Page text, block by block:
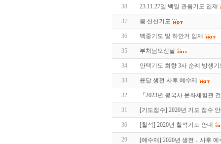
38 23.11.27일 백일 관음기도 입재
37 봄 산신기도
36 백중기도 및 하안거 입재
35 부처님오신날
34 안택기도 회향 3사 순례 방생기
33 윤달 생전 사후 예수제
32 『2023년 봉국사 문화체험관
31 [기도접수] 2020년 기도 접수
30 [칠석] 2020년 칠석기도 안내
29 [예수재] 2020년 생전 ․ 사후